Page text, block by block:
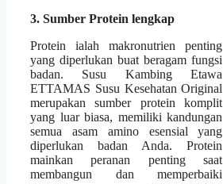
3. Sumber Protein lengkap
Protein ialah makronutrien penting
yang diperlukan buat beragam fungsi
badan. Susu Kambing Etawa
ETTAMAS Susu Kesehatan Original
merupakan sumber protein komplit
yang luar biasa, memiliki kandungan
semua asam amino esensial yang
diperlukan badan Anda. Protein
mainkan peranan penting saat
membangun dan memperbaiki